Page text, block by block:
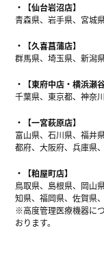
【仙台岩沼店】
青森県、岩手県、宮城
【久喜菖蒲店】
群馬県、埼玉県、新潟
【東府中店・横浜瀬谷
千葉県、東京都、神奈
【一宮萩原店】
富山県、石川県、福井
都府、大阪府、兵庫県
【粕屋町店】
鳥取県、島根県、岡山
知県、福岡県、佐賀県
※高度管理医療機器に
おります。